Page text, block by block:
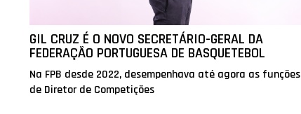
GIL CRUZ É O NOVO SECRETÁRIO-GERAL DA
FEDERAÇÃO PORTUGUESA DE BASQUETEBOL
Na FPB desde 2022, desempenhava até agora as funções
de Diretor de Competições